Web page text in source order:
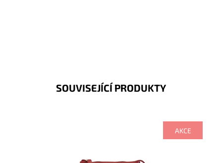
SOUVISEJÍCÍ PRODUKTY
AKCE